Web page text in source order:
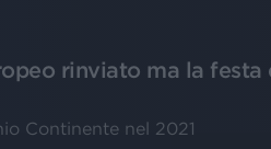
rinviato ma la festa
Continente nel 2021